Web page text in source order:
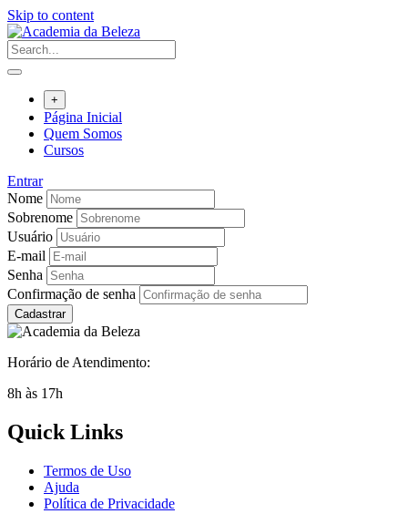
Skip to content
+
Página Inicial
Quem Somos
Cursos
Entrar
Nome
Sobrenome
Usuário
E-mail
Senha
Confirmação de senha
Cadastrar
Horário de Atendimento:
8h às 17h
Quick Links
Termos de Uso
Ajuda
Política de Privacidade